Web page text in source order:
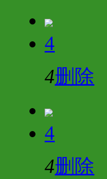
4
4删除
4
4删除